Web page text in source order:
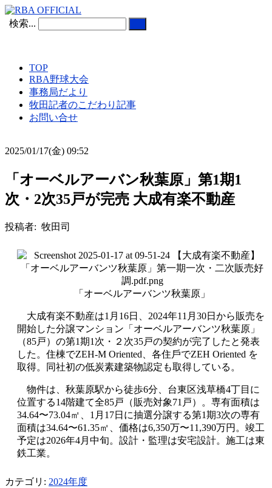
検索...
TOP
RBA野球大会
事務局だより
牧田記者のこだわり記事
お問い合せ
2025/01/17(金) 09:52
「オーベルアーバン秋葉原」第1期1
次・2次35戸が完売 大成有楽不動産
投稿者: 牧田司
「オーベルアーバンツ秋葉原」
⼤成有楽不動産は1 月 16日、 2024年11 月 30日から販売を
開始した分譲マンション「 オーベルアーバンツ秋葉原」
（85戸）の第1期1 次・２次35戸の契約が完了したと発表
した。住棟でZEH-M Oriented、各住⼾でZEH Oriented を
取得。同社初の低炭素建築物認定も取得している。
物件は、秋葉原駅から徒歩6分、台東区浅草橋4丁⽬ に
位置する14階建て全85戸（販売対象71 戸）。専有面積は
34.64〜73.04㎡、 1 月 17日に抽選分譲する第1期3次の専有
面積は34.64〜61.35㎡、価格は6,350万〜11,390万円。竣⼯
予定は2026年4⽉ 中旬。設計・監理は安宅設計。施⼯は東
鉄⼯業。
カテゴリ: 2024年度